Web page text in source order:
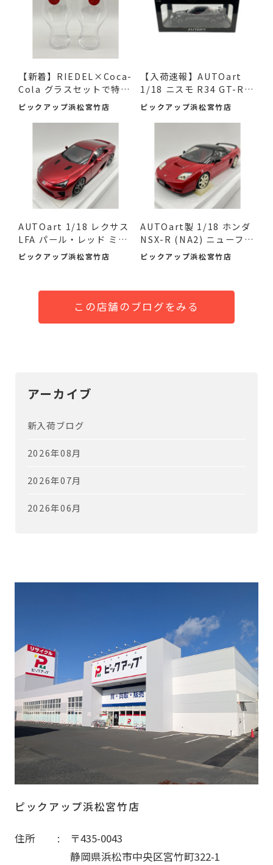
【新着】RIEDEL×Coca-
Cola グラスセットで特別
なひ...
ピックアップ浜松宮竹店
【入荷速報】AUTOart
1/18 ニスモ R34 GT-R Z
-tune...
ピックアップ浜松宮竹店
AUTOart 1/18 レクサス
LFA パール・レッド ミニ
カ...
ピックアップ浜松宮竹店
AUTOart製 1/18 ホンダ
NSX-R (NA2) ニューフォ
ー...
ピックアップ浜松宮竹店
この店舗のブログをみる
アーカイブ
新入荷ブログ
2026年08月
2026年07月
2026年06月
ピックアップ浜松宮竹店
住所
〒435-0043
静岡県浜松市中央区宮竹町322-1